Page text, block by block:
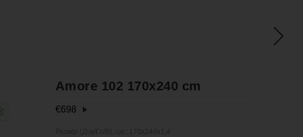
Amore 102 170x240 cm
€698